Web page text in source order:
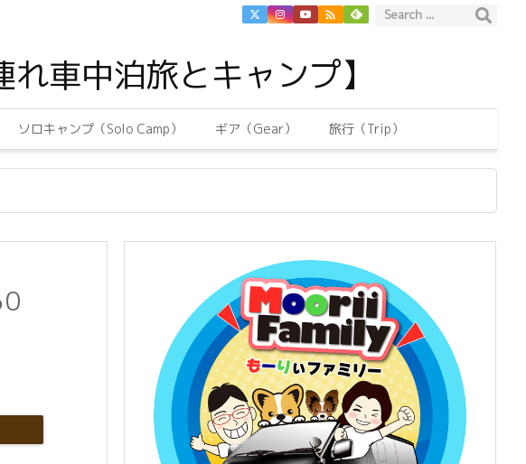
車中泊旅とキャンプ】
ソロキャンプ（Solo Camp） ギア（Gear） 旅行（Trip）
